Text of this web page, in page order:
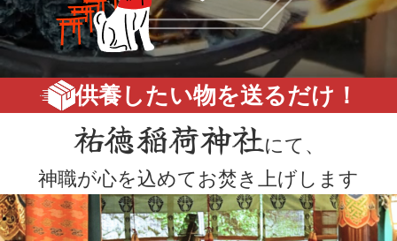
供養したい物を送るだけ！
祐徳稲荷神社にて、
神職が心を込めてお焚き上げします